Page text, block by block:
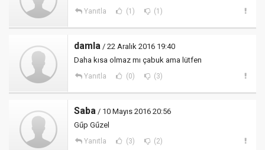
Yanıtla (1) (1)
damla / 22 Aralık 2016 19:40
Daha kısa olmaz mı çabuk ama lütfen
Yanıtla (0) (3)
Saba / 10 Mayıs 2016 20:56
Gűp Gűzel
Yanıtla (3) (2)